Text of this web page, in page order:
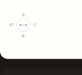
С
В
Ю
З